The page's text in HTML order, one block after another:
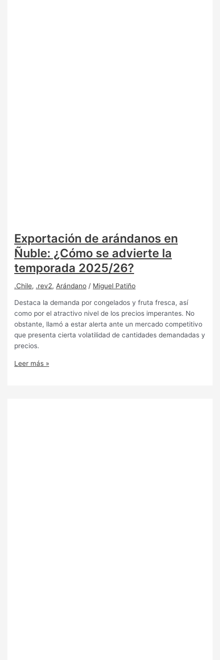
Exportación de arándanos en
Ñuble: ¿Cómo se advierte la
temporada 2025/26?
.Chile, .rev2, Arándano / Miguel Patiño
Destaca la demanda por congelados y fruta fresca, así
como por el atractivo nivel de los precios imperantes. No
obstante, llamó a estar alerta ante un mercado competitivo
que presenta cierta volatilidad de cantidades demandadas y
precios.
Leer más »